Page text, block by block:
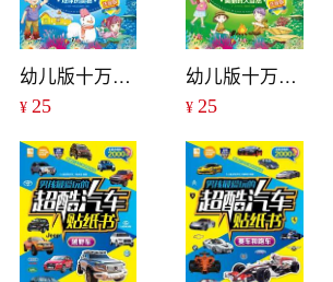
幼儿版十万个为什么：地球的奥秘
¥ 25
幼儿版十万个为什么：美丽的大自然
¥ 25